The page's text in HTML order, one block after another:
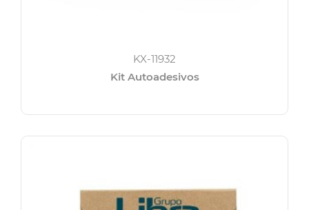
KX-11932
Kit Autoadesivos